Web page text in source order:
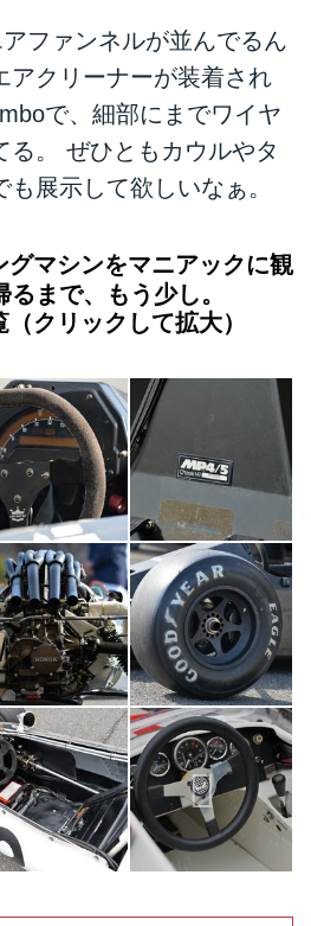
ファンネルが並んでるん
アクリーナーが装着され
で、細部にまでワイヤ
る。 ぜひともカウルやタ
展示して欲しいなぁ。
グマシンをマニアックに観
まで、もう少し。
クリックして拡大）